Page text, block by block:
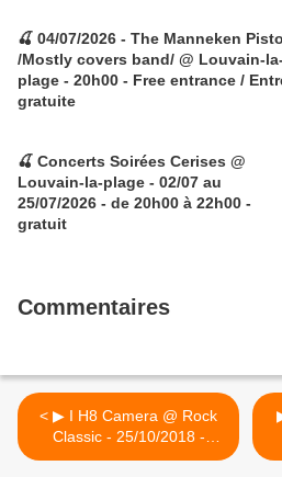
🍒 04/07/2026 - The Manneken
/Mostly covers band/ @ Louvain-la-
plage - 20h00 - Free entrance /
gratuite
🍒 Concerts Soirées Cerises @
Louvain-la-plage - 02/07 au
25/07/2026 - de 20h00 à 22h00 -
gratuit
Commentaires
< ▶ I H8 Camera @ Rock
Classic - 25/10/2018 -
21h00 - Entrée gratuite /